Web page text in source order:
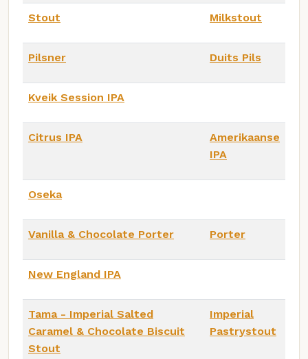
Stout Milkstout
Pilsner Duits Pils
Kveik Session IPA
Citrus IPA
Amerikaanse
IPA
Oseka
Vanilla & Chocolate Porter Porter
New England IPA
Tama - Imperial Salted
Caramel & Chocolate Biscuit
Stout
Imperial
Pastrystout